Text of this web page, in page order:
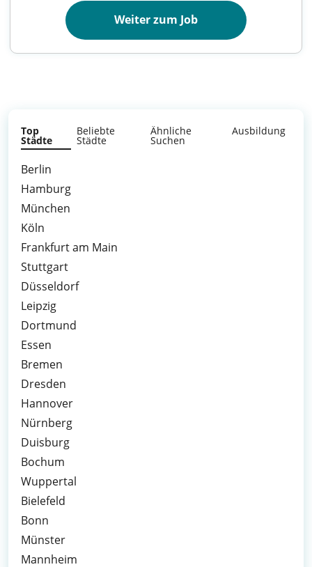
Weiter zum Job
Top
Städte
Beliebte
Städte
Ähnliche
Suchen
Ausbildung
Berlin
Hamburg
München
Köln
Frankfurt am Main
Stuttgart
Düsseldorf
Leipzig
Dortmund
Essen
Bremen
Dresden
Hannover
Nürnberg
Duisburg
Bochum
Wuppertal
Bielefeld
Bonn
Münster
Mannheim